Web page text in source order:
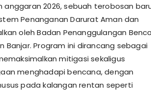
anggaran 2026, sebuah terobosan
Penanganan Darurat Aman dan
oleh Badan Penanggulangan
Banjar. Program ini dirancang sebagai
mitigasi sekaligus
menghadapi bencana, dengan
pada kalangan rentan seperti